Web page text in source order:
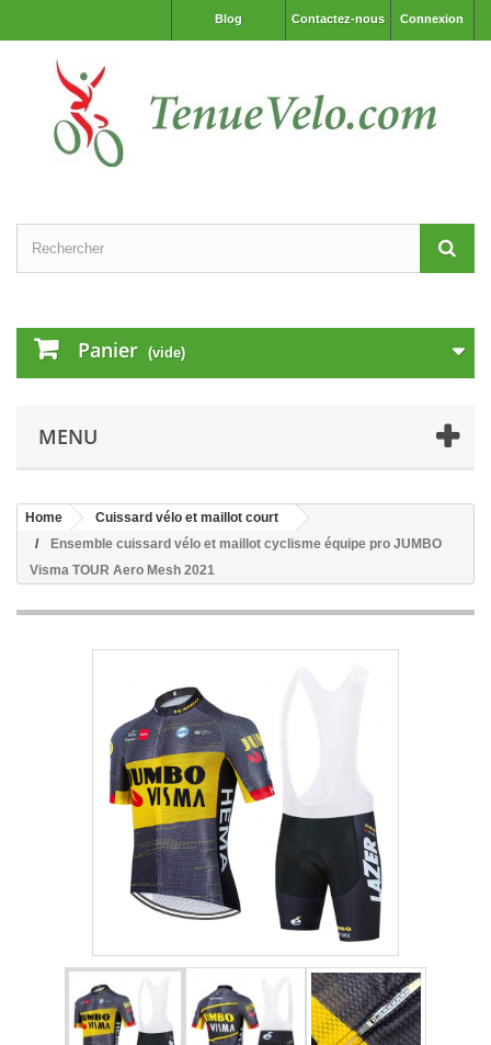
Connexion
Contactez-nous
Blog
Panier (vide)
MENU
Home
Cuissard vélo et maillot court
Ensemble cuissard vélo et maillot cyclisme équipe pro JUMBO
Visma TOUR Aero Mesh 2021